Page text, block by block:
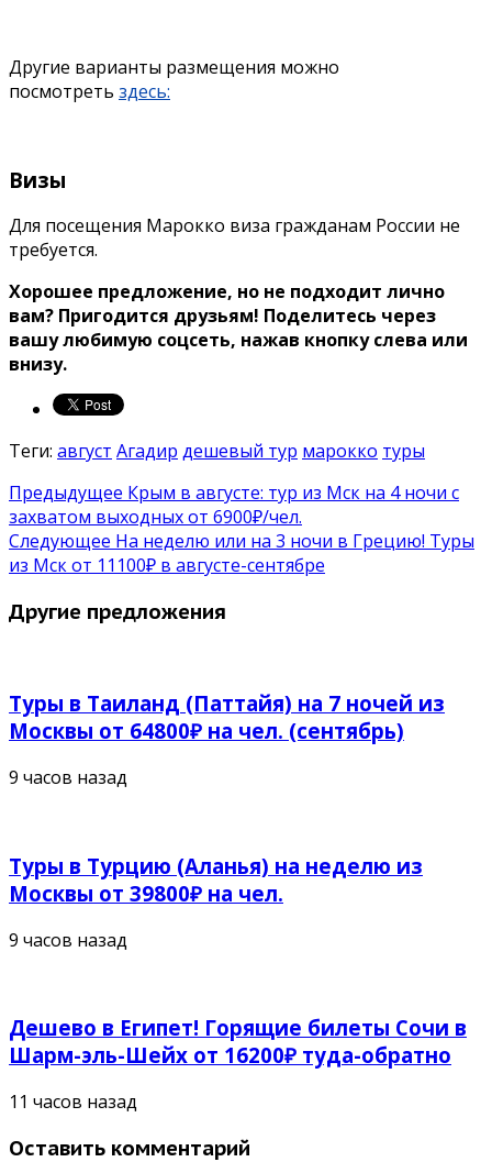
Другие варианты размещения можно
посмотреть здесь:
Визы
Для посещения Марокко виза гражданам России не
требуется.
Хорошее предложение, но не подходит лично
вам? Пригодится друзьям! Поделитесь через
вашу любимую соцсеть, нажав кнопку слева или
внизу.
Теги: август Агадир дешевый тур марокко туры
Предыдущее Крым в августе: тур из Мск на 4 ночи с
захватом выходных от 6900₽/чел.
Следующее На неделю или на 3 ночи в Грецию! Туры
из Мск от 11100₽ в августе-сентябре
Другие предложения
Туры в Таиланд (Паттайя) на 7 ночей из
Москвы от 64800₽ на чел. (сентябрь)
9 часов назад
Туры в Турцию (Аланья) на неделю из
Москвы от 39800₽ на чел.
9 часов назад
Дешево в Египет! Горящие билеты Сочи в
Шарм-эль-Шейх от 16200₽ туда-обратно
11 часов назад
Оставить комментарий